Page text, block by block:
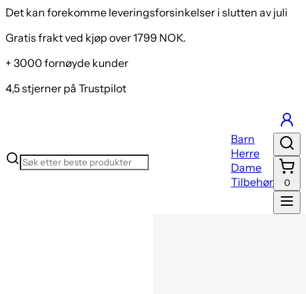
Det kan forekomme leveringsforsinkelser i slutten av juli
Gratis frakt ved kjøp over 1799 NOK.
+ 3000 fornøyde kunder
4,5 stjerner på Trustpilot
Barn
Herre
Dame
Tilbehør
0